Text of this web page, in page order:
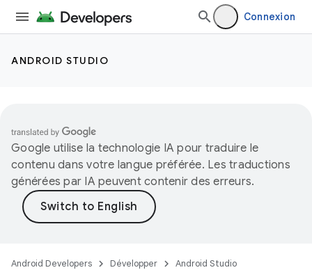
Connexion
ANDROID STUDIO
Google utilise la technologie IA pour traduire le
contenu dans votre langue préférée. Les traductions
générées par IA peuvent contenir des erreurs.
Android Developers Développer
Android Studio